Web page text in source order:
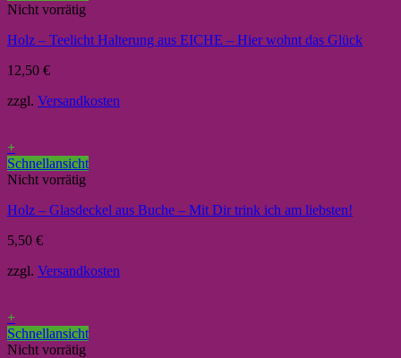
Nicht vorrätig
Holz – Teelicht Halterung aus EICHE – Hier wohnt das Glück
12,50 €
zzgl. Versandkosten
+
Schnellansicht
Nicht vorrätig
Holz – Glasdeckel aus Buche – Mit Dir trink ich am liebsten!
5,50 €
zzgl. Versandkosten
+
Schnellansicht
Nicht vorrätig